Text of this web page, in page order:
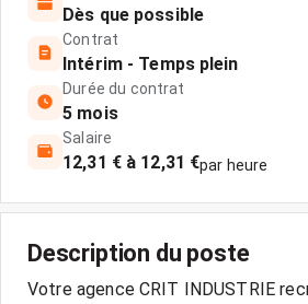
Dès que possible
Contrat
Intérim - Temps plein
Durée du contrat
5 mois
Salaire
12,31 € à 12,31 €par heure
Description du poste
Votre agence CRIT INDUSTRIE